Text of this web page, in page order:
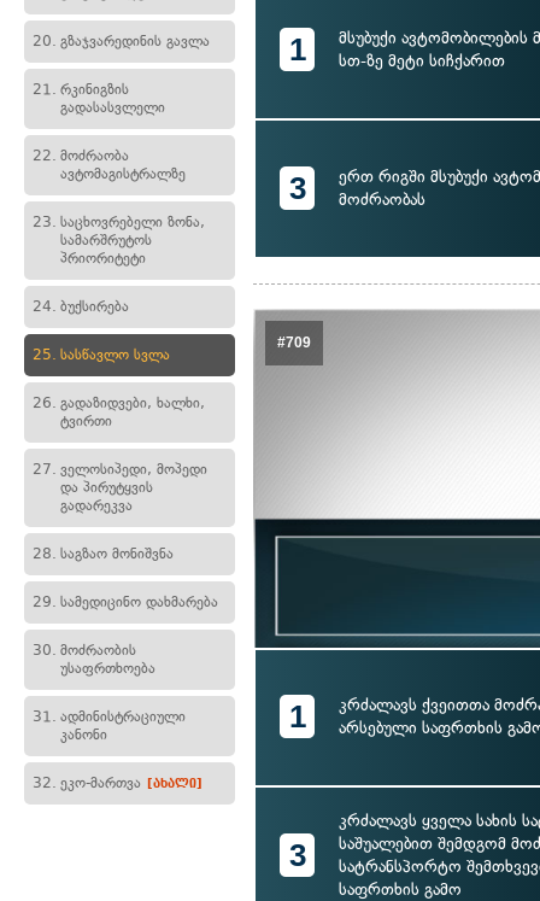
20. გზაჯვარედინის გავლა
21. რკინიგზის
გადასასვლელი
22. მოძრაობა
ავტომაგისტრალზე
23. საცხოვრებელი ზონა,
სამარშრუტოს
პრიორიტეტი
24. ბუქსირება
25. სასწავლო სვლა
26. გადაზიდვები, ხალხი,
ტვირთი
27. ველოსიპედი, მოპედი
და პირუტყვის
გადარეკვა
28. საგზაო მონიშვნა
29. სამედიცინო დახმარება
30. მოძრაობის
უსაფრთხოება
31. ადმინისტრაციული
კანონი
32. ეკო-მართვა [ახალი]
1
მსუბუქი ავტომობილების
სთ-ზე მეტი სიჩქარით
3
ერთ რიგში მსუბუქი
მოძრაობას
#709
1
კრძალავს ქვეითთა
არსებული საფრთხის
3
კრძალავს ყველა სახის
საშუალებით შემდგომ
სატრანსპორტო
საფრთხის გამო